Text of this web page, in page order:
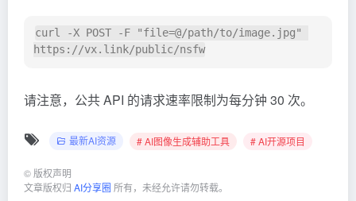
curl -X POST -F "file=@/path/to/image.jpg"
请注意，公共 API 的请求速率限制为每分钟 30 次。
最新AI资源 # AI图像生成辅助工具 # AI开源项目
© 版权声明
文章版权归 AI分享圈 所有，未经允许请勿转载。